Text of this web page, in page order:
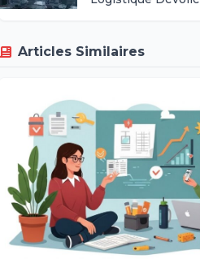
Articles Similaires